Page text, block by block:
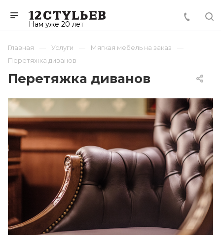
Нам уже 20 лет
Главная Услуги
Мягкая мебель на заказ
Перетяжка диванов
Перетяжка диванов